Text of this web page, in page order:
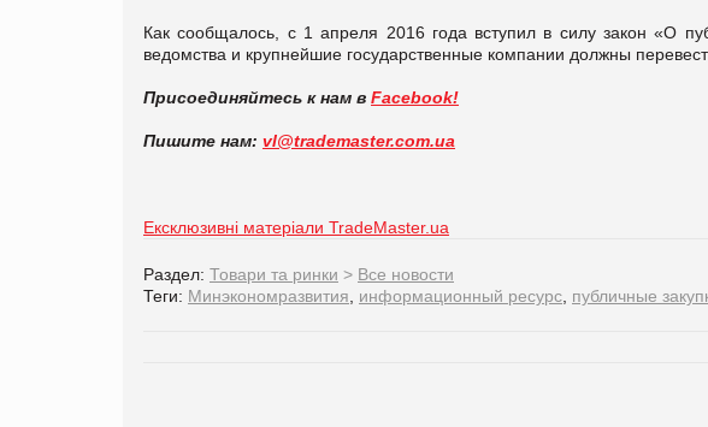
Как сообщалось, с 1 апреля 2016 года вступил в силу закон «О
ведомства и крупнейшие государственные компании должны
Присоединяйтесь к нам в Facebook!
Пишите нам: vl@trademaster.com.ua
Ексклюзивні матеріали TradeMaster.ua
Раздел: Товари та ринки > Все новости
Теги: Минэкономразвития информационный ресурс публичные